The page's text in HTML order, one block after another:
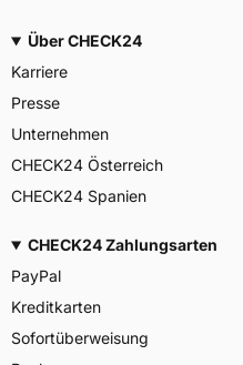
Über CHECK24
Karriere
Presse
Unternehmen
CHECK24 Österreich
CHECK24 Spanien
CHECK24 Zahlungsarten
PayPal
Kreditkarten
Sofortüberweisung